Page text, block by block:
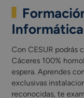
Con CESUR podrás
Cáceres 100%
espera. Aprendes
exclusivas
reconocidas, te